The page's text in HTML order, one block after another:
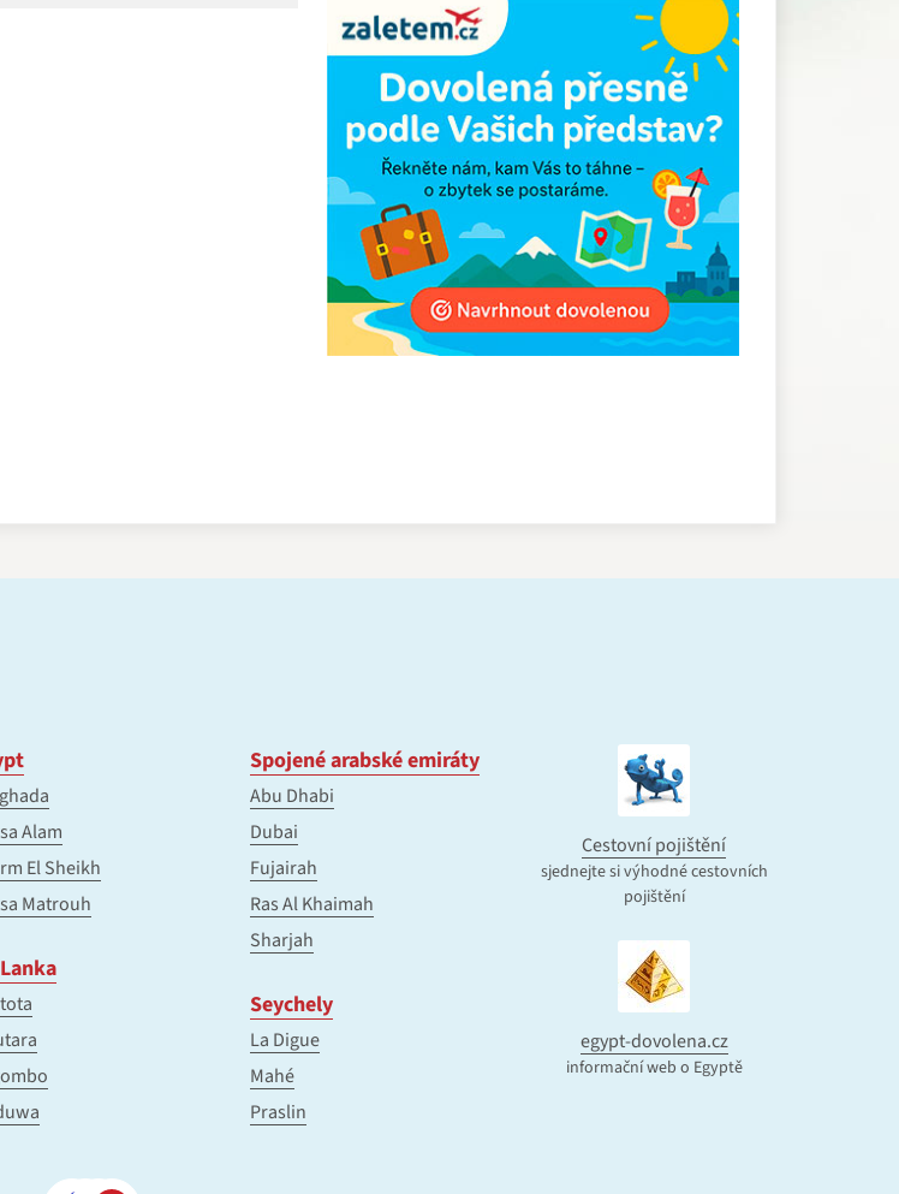
Alam
El Sheikh
Matrouh
Spojené arabské emiráty
Abu Dhabi
Dubai
Fujairah
Ras Al Khaimah
Sharjah
Seychely
La Digue
Mahé
Praslin
Cestovní pojištění
sjednejte si výhodné cestovních
pojištění
egypt-dovolena.cz
informační web o Egyptě